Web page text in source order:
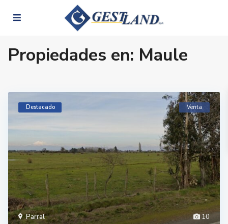
Propiedades en: Maule
10
Parral
Destacado Venta